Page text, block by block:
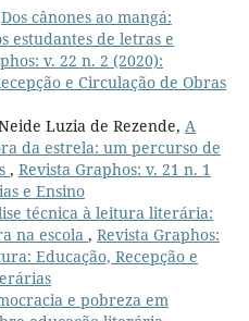
Dos cânones ao mangá:
estudantes de letras e
v. 22 n. 2 (2020):
e Circulação de Obras
Luzia de Rezende, A
da estrela: um percurso de
, Revista Graphos: v. 21 n. 1
e Ensino
técnica à leitura literária:
na escola , Revista Graphos:
Educação, Recepção e
e pobreza em